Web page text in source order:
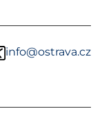
info@ostrava.cz